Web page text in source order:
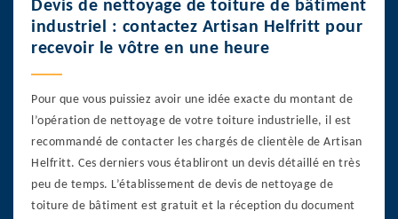
Devis de nettoyage de toiture de bâtiment
industriel : contactez Artisan Helfritt pour
recevoir le vôtre en une heure
Pour que vous puissiez avoir une idée exacte du montant de
l’opération de nettoyage de votre toiture industrielle, il est
recommandé de contacter les chargés de clientèle de Artisan
Helfritt. Ces derniers vous établiront un devis détaillé en très
peu de temps. L’établissement de devis de nettoyage de
toiture de bâtiment est gratuit et la réception du document